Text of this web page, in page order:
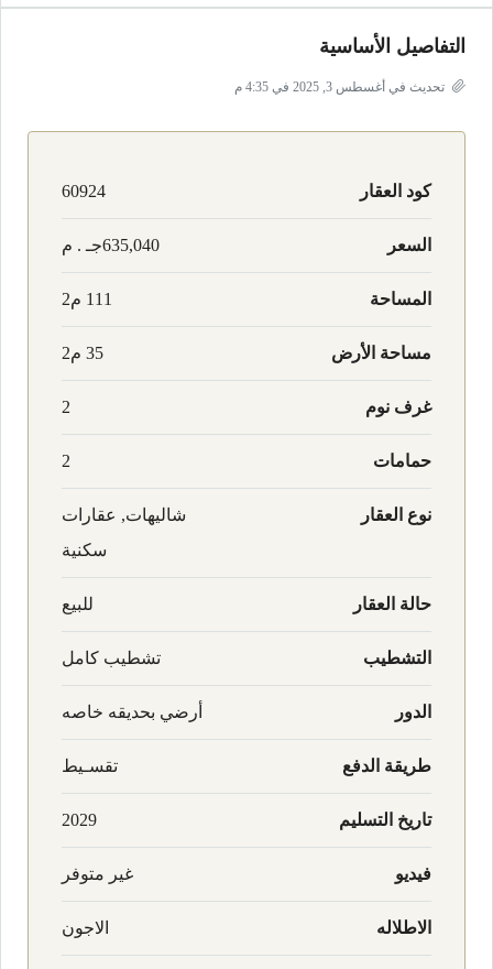
التفاصيل الأساسية
تحديث في أغسطس 3, 2025 في 4:35 م
كود العقار 60924
السعر 635,040جـ . م
المساحة 111 م2
مساحة الأرض 35 م2
غرف نوم 2
حمامات 2
نوع العقار
شاليهات, عقارات
سكنية
حالة العقار للبيع
التشطيب تشطيب كامل
الدور أرضي بحديقه خاصه
طريقة الدفع تقسـيط
تاريخ التسليم 2029
فيديو غير متوفر
الاطلاله الاجون